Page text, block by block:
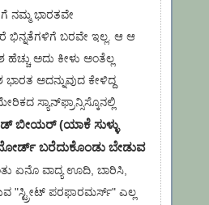
ನಮ್ಮ ಭಾರತವೇ
ಬರವೇ ಇಲ್ಲ. ಆ ಆ
ಅದು ಕೀಳು ಅಂತೆಲ್ಲ
ಅದನ್ನುವುದ ಕೇಳಿದ್ದ
ಸ್ಯಾನ್‌ಫ್ರಾನ್ಸಿಸ್ಕೊನಲ್ಲಿ
ಬೀಯರ್ (ಯಾಕೆ ಸುಳ್ಳು
ಬರೆದುಕೊಂಡು ಬೇಡುವ
ಏನೊ ವಾದ್ಯ ಊದಿ, ಬಾರಿಸಿ,
"ಸ್ಟ್ರೀಟ್ ಪರಫಾರಮರ್ಸ್" ಎಲ್ಲ